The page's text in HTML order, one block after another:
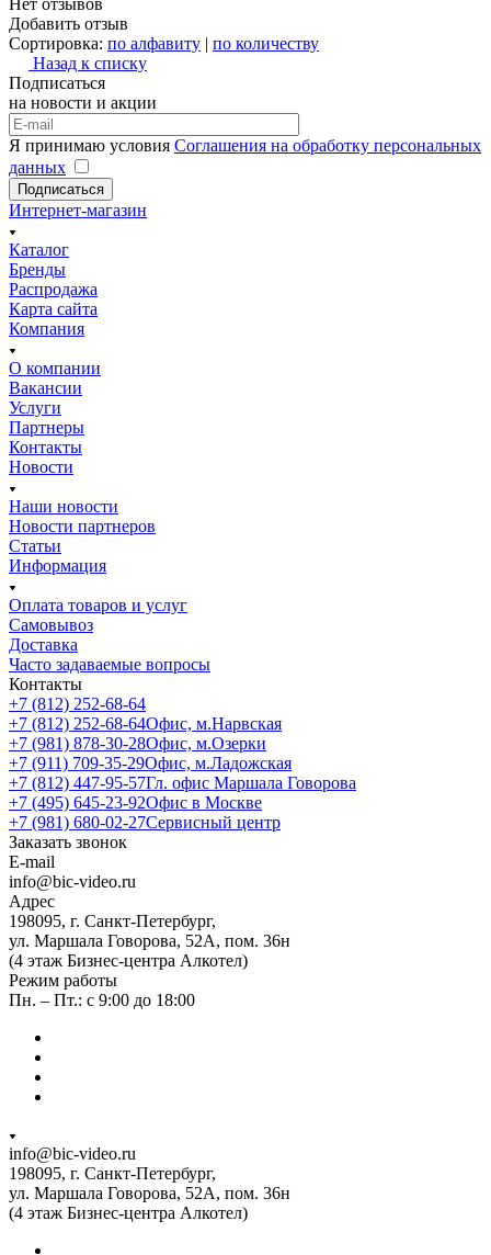
Добавить отзыв
Сортировка: по алфавиту | по количеству
Назад к списку
Подписаться
на новости и акции
Я принимаю условия Соглашения на обработку персональных
данных
Подписаться
Интернет-магазин
Каталог
Бренды
Распродажа
Карта сайта
Компания
О компании
Вакансии
Услуги
Партнеры
Контакты
Новости
Наши новости
Новости партнеров
Статьи
Информация
Оплата товаров и услуг
Самовывоз
Доставка
Часто задаваемые вопросы
Контакты
+7 (812) 252-68-64
+7 (812) 252-68-64Офис, м.Нарвская
+7 (981) 878-30-28Офис, м.Озерки
+7 (911) 709-35-29Офис, м.Ладожская
+7 (812) 447-95-57Гл. офис Маршала Говорова
+7 (495) 645-23-92Офис в Москве
+7 (981) 680-02-27Сервисный центр
Заказать звонок
E-mail
info@bic-video.ru
Адрес
198095, г. Санкт-Петербург,
ул. Маршала Говорова, 52А, пом. 36н
(4 этаж Бизнес-центра Алкотел)
Режим работы
Пн. – Пт.: с 9:00 до 18:00
info@bic-video.ru
198095, г. Санкт-Петербург,
ул. Маршала Говорова, 52А, пом. 36н
(4 этаж Бизнес-центра Алкотел)